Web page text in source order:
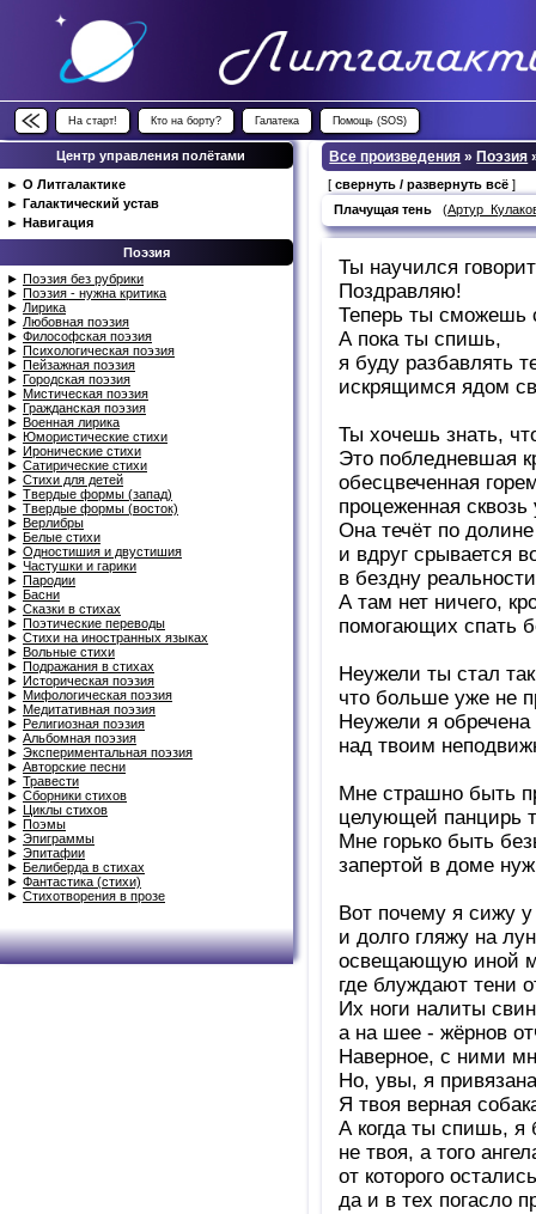
На старт! Кто на борту? Галатека Помощь (SOS)
Центр управления полётами
► О Литгалактике
► Галактический устав
► Навигация
Поэзия
► Поэзия без рубрики
► Поэзия - нужна критика
► Лирика
► Любовная поэзия
► Философская поэзия
► Психологическая поэзия
► Пейзажная поэзия
► Городская поэзия
► Мистическая поэзия
► Гражданская поэзия
► Военная лирика
► Юмористические стихи
► Иронические стихи
► Сатирические стихи
► Стихи для детей
► Твердые формы (запад)
► Твердые формы (восток)
► Верлибры
► Белые стихи
► Одностишия и двустишия
► Частушки и гарики
► Пародии
► Басни
► Сказки в стихах
► Поэтические переводы
► Стихи на иностранных языках
► Вольные стихи
► Подражания в стихах
► Историческая поэзия
► Мифологическая поэзия
► Медитативная поэзия
► Религиозная поэзия
► Альбомная поэзия
► Экспериментальная поэзия
► Авторские песни
► Травести
► Сборники стихов
►
Циклы стихов
► Поэмы
► Эпиграммы
► Эпитафии
► Белиберда в стихах
► Фантастика (стихи)
► Стихотворения в прозе
Все произведения » Поэзия
[свернуть / развернуть всё ]
Плачущая тень (
Ты научился
Поздравляю!
Теперь ты сможешь
А пока ты спишь,
я буду разбавлять
искрящимся ядом
Ты хочешь знать,
Это побледневшая
обесцвеченная
процеженная сквозь
Она течёт по долине
и вдруг срывается
в бездну
А там нет ничего,
помогающих спать
Неужели ты стал
что больше уже не
Неужели я
над твоим
Мне страшно быть
целующей панцирь
Мне горько быть
запертой в доме
Вот почему я сижу у
и долго гляжу на
освещающую иной
где блуждают тени
Их ноги налиты
а на шее - жёрнов
Наверное, с ними
Но, увы, я
Я твоя верная
А когда ты спишь, я
не твоя, а того
от которого
да и в тех погасло